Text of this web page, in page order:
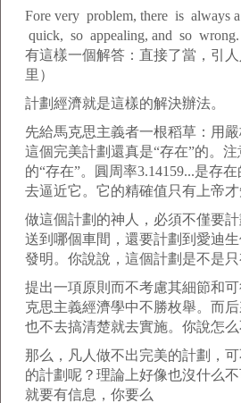
Fore very problem, there is always
quick, so appealing, and so
有這樣一個解答：直接了當，引
里）
計劃經濟就是這樣的解決辦法。
先給馬克思主義者一根稻草：用嚴
這個完美計劃還真是“存在”的。
的“存在”。圓周率3.14159...是存
去逼近它。它的精確值只有上帝才
做這個計劃的神人，必須不僅要
送到哪個車間，還要計劃到愛迪
發明。你說說，這個計劃是不是
提出一項原則而不考慮其細節和
克思主義經濟學中不勝枚舉。而
也不去搞清楚就去實施。你說怎么
那么，凡人做不出完美的計劃，
的計劃呢？理論上好像也沒什么
就要有信息，你要么